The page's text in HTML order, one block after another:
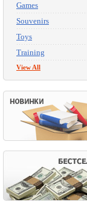
Games
Souvenirs
Toys
Training
View All